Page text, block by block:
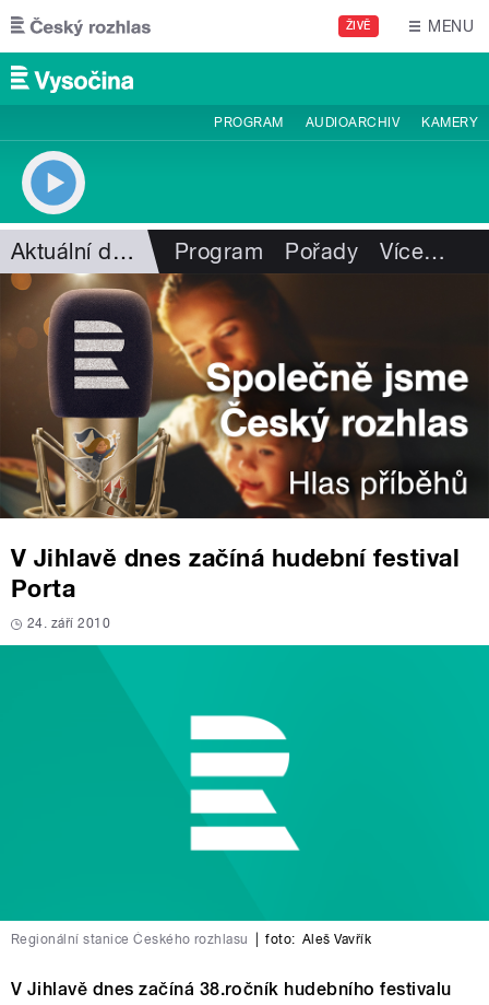
Přejít k hlavnímu obsahu
ŽIVĚ MENU
PROGRAM AUDIOARCHIV KAMERY
Aktuální dění Program Pořady Více…
V Jihlavě dnes začíná hudební festival
Porta
24. září 2010
Regionální stanice Českého rozhlasu foto: Aleš Vavřík
V Jihlavě dnes začíná 38.ročník hudebního festivalu